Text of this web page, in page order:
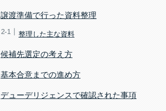
譲渡準備で行った資料整理
整理した主な資料
候補先選定の考え方
基本合意までの進め方
デューデリジェンスで確認された事項